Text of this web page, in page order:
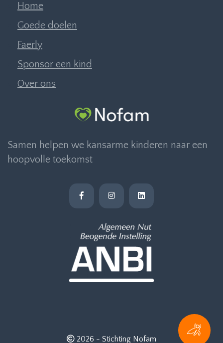
Home
Goede doelen
Faerly
Sponsor een kind
Over ons
Samen helpen we kansarme kinderen naar een
hoopvolle toekomst
2026 - Stichting Nofam